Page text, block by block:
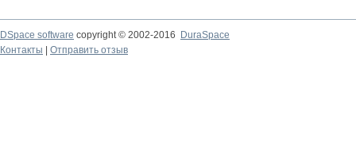
DSpace software copyright © 2002-2016
DuraSpace
Контакты
Отправить отзыв